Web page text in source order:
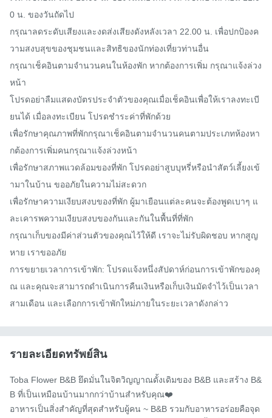
0 น. ของวันถัดไป
กรุณาลดระดับเสียงและงดส่งเสียงดังหลังเวลา 22.00 น. เพื่อปกป้องค
วามสงบสุขของชุมชนและสิทธิของนักท่องเที่ยวท่านอื่น
กรุณาเช็คอินตามจำนวนคนในห้องพัก หากต้องการเพิ่ม กรุณาแจ้งล่วง
หน้า
โปรดอย่าลืมแสดงบัตรประจำตัวของคุณเมื่อเช็คอินเพื่อให้เราลงทะเบี
ยนได้ เมื่อลงทะเบียน โปรดชำระค่าที่พักด้วย
เพื่อรักษาคุณภาพที่พักกรุณาเช็คอินตามจำนวนคนตามประเภทห้องหา
กต้องการเพิ่มคนกรุณาแจ้งล่วงหน้า
เพื่อรักษาสภาพแวดล้อมของที่พัก โปรดอย่าสูบบุหรี่หรือนำสัตว์เลี้ยงเข้
ามาในบ้าน ขออภัยในความไม่สะดวก
เพื่อรักษาความเงียบสงบของที่พัก ผู้มาเยือนแต่ละคนจะต้องพูดเบาๆ แ
ละเคารพความเงียบสงบของกันและกันในพื้นที่ที่พัก
กรุณาเก็บของมีค่าส่วนตัวของคุณไว้ให้ดี เราจะไม่รับผิดชอบ หากสูญ
หาย เราขออภัย
การขยายเวลาการเข้าพัก: โปรดแจ้งหนึ่งสัปดาห์ก่อนการเข้าพักของคุ
ณ และคุณจะสามารถดำเนินการคืนเงินหรือเก็บเงินมัดจำไว้เป็นเวลา
สามเดือน และเลือกการเข้าพักใหม่ภายในระยะเวลาดังกล่าว
รายละเอียดทรัพย์สิน
Toba Flower B&B ยึดมั่นในจิตวิญญาณดั้งเดิมของ B&B และสร้าง B&
B ที่เป็นเหมือนบ้านมากกว่าบ้านสำหรับคุณ❤️
อาหารเป็นสิ่งสำคัญที่สุดสำหรับผู้คน ~ B&B รวมกับอาหารอร่อยคือจุด